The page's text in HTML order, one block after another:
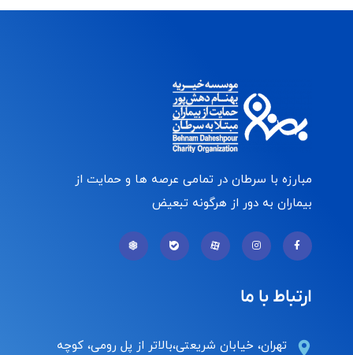
مبارزه با سرطان در تمامی عرصه ها و حمایت از
بیماران به دور از هرگونه تبعیض
ارتباط با ما
تهران، خیابان شریعتی،بالاتر از پل رومی، کوچه